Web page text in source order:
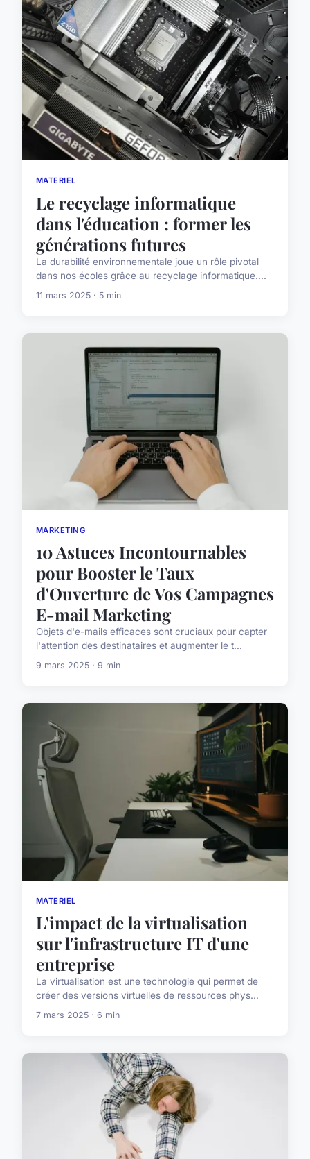
MATERIEL
Le recyclage informatique
dans l'éducation : former les
générations futures
La durabilité environnementale joue un rôle pivotal
dans nos écoles grâce au recyclage informatique....
11 mars 2025 · 5 min
MARKETING
10 Astuces Incontournables
pour Booster le Taux
d'Ouverture de Vos Campagnes
E-mail Marketing
Objets d'e-mails efficaces sont cruciaux pour capter
l'attention des destinataires et augmenter le t...
9 mars 2025 · 9 min
MATERIEL
L'impact de la virtualisation
sur l'infrastructure IT d'une
entreprise
La virtualisation est une technologie qui permet de
créer des versions virtuelles de ressources phys...
7 mars 2025 · 6 min